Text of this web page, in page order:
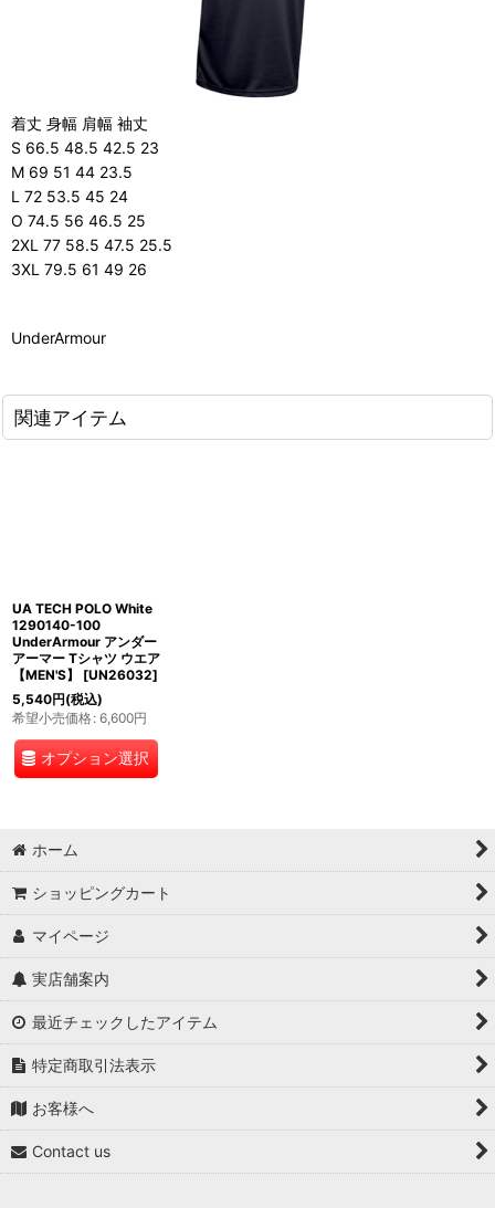
着丈 身幅 肩幅 袖丈
S 66.5 48.5 42.5 23
M 69 51 44 23.5
L 72 53.5 45 24
O 74.5 56 46.5 25
2XL 77 58.5 47.5 25.5
3XL 79.5 61 49 26
UnderArmour
関連アイテム
UA TECH POLO White
1290140-100
UnderArmour アンダー
アーマー Tシャツ ウエア
【MEN'S】
[UN26032]
5,540円(税込)
希望小売価格: 6,600円
オプション選択
ホーム
ショッピングカート
マイページ
実店舗案内
最近チェックしたアイテム
特定商取引法表示
お客様へ
Contact us